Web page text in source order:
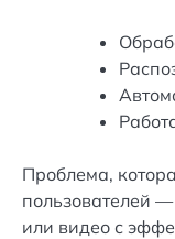
Проблема,
пользователей
или видео с